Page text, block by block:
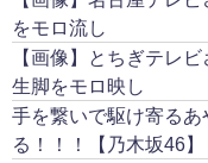
をモロ流し
【画像】とちぎテレ
生脚をモロ映し
手を繋いで駆け寄る
る！！！【乃木坂46】